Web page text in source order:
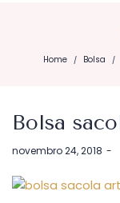
Home / Bolsa /
Bolsa
Postado
novembro 24, 2018